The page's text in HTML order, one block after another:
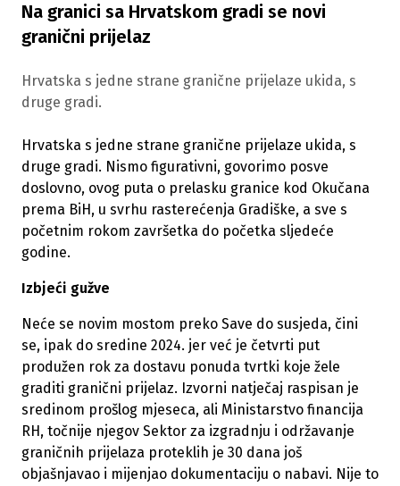
Na granici sa Hrvatskom gradi se novi
granični prijelaz
Hrvatska s jedne strane granične prijelaze ukida, s
druge gradi.
Hrvatska s jedne strane granične prijelaze ukida, s
druge gradi. Nismo figurativni, govorimo posve
doslovno, ovog puta o prelasku granice kod Okučana
prema BiH, u svrhu rasterećenja Gradiške, a sve s
početnim rokom završetka do početka sljedeće
godine.
Izbjeći gužve
Neće se novim mostom preko Save do susjeda, čini
se, ipak do sredine 2024. jer već je četvrti put
produžen rok za dostavu ponuda tvrtki koje žele
graditi granični prijelaz. Izvorni natječaj raspisan je
sredinom prošlog mjeseca, ali Ministarstvo financija
RH, točnije njegov Sektor za izgradnju i održavanje
graničnih prijelaza proteklih je 30 dana još
objašnjavao i mijenjao dokumentaciju o nabavi. Nije to